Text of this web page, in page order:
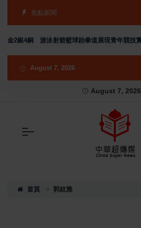
焦點新聞
4銅 游泳射箭籃球跆拳道展現青年競技實力
August 7, 2026
August 7, 2026
首頁 郭紋雅